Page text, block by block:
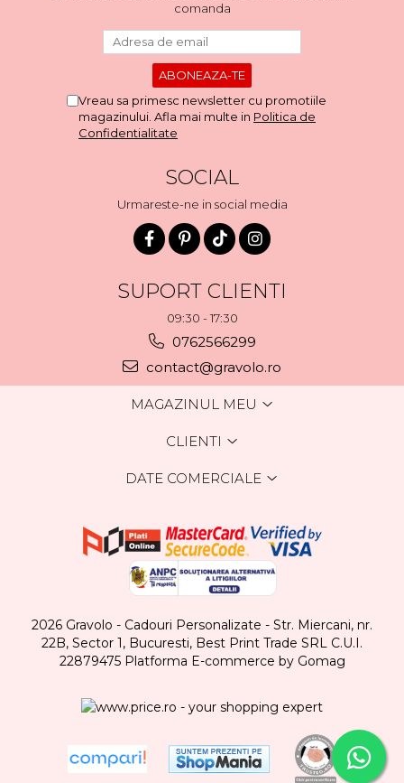
comanda
Vreau sa primesc newsletter cu promotiile
magazinului. Afla mai multe in Politica de
Confidentialitate
SOCIAL
Urmareste-ne in social media
SUPORT CLIENTI
09:30 - 17:30
0762566299
contact@gravolo.ro
MAGAZINUL MEU
CLIENTI
DATE COMERCIALE
2026 Gravolo - Cadouri Personalizate - Str. Miercani, nr.
22B, Sector 1, Bucuresti, Best Print Trade SRL C.U.I.
22879475 Platforma E-commerce by Gomag